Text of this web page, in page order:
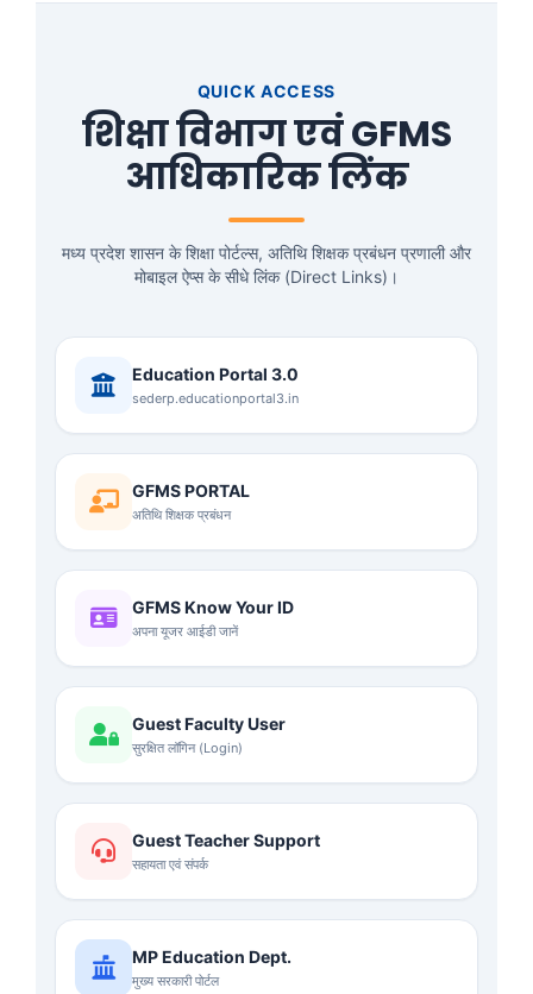
QUICK ACCESS
शिक्षा विभाग एवं GFMS
आधिकारिक लिंक
मध्य प्रदेश शासन के शिक्षा पोर्टल्स, अतिथि शिक्षक प्रबंधन प्रणाली और
मोबाइल ऐप्स के सीधे लिंक (Direct Links)।
Education Portal 3.0
sederp.educationportal3.in
GFMS PORTAL
अतिथि शिक्षक प्रबंधन
GFMS Know Your ID
अपना यूजर आईडी जानें
Guest Faculty User
सुरक्षित लॉगिन (Login)
Guest Teacher Support
सहायता एवं संपर्क
MP Education Dept.
मुख्य सरकारी पोर्टल